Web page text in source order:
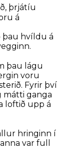
þrjátíu
á
þau hvíldu á
þau lágu
voru
Fyrir því
mátti ganga
loftið upp á
hringinn í
var full